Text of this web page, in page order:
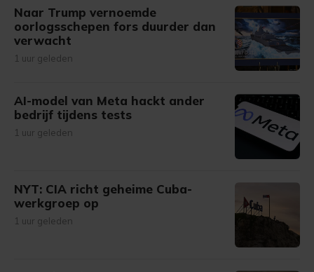
Naar Trump vernoemde
oorlogsschepen fors duurder dan
verwacht
1 uur geleden
AI-model van Meta hackt ander
bedrijf tijdens tests
1 uur geleden
NYT: CIA richt geheime Cuba-
werkgroep op
1 uur geleden